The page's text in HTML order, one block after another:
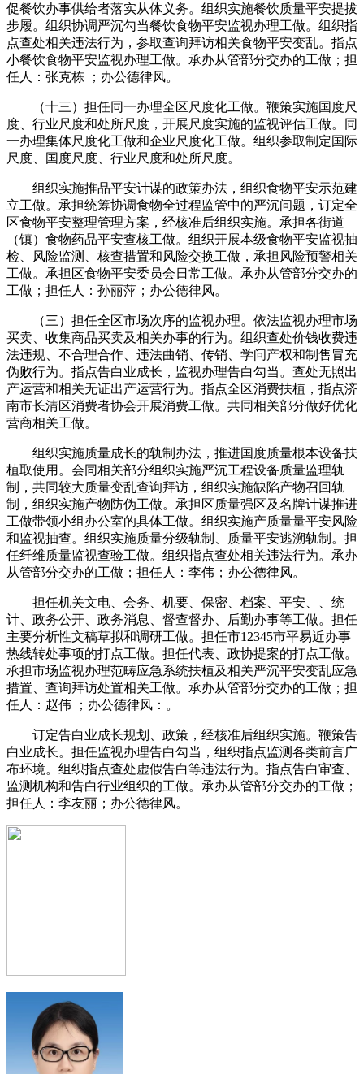
促餐饮办事供给者落实从体义务。组织实施餐饮质量平安提拔
步履。组织协调严沉勾当餐饮食物平安监视办理工做。组织指
点查处相关违法行为，参取查询拜访相关食物平安变乱。指点
小餐饮食物平安监视办理工做。承办从管部分交办的工做；担
任人：张克栋 ；办公德律风。
（十三）担任同一办理全区尺度化工做。鞭策实施国度尺
度、行业尺度和处所尺度，开展尺度实施的监视评估工做。同
一办理集体尺度化工做和企业尺度化工做。组织参取制定国际
尺度、国度尺度、行业尺度和处所尺度。
组织实施推品平安计谋的政策办法，组织食物平安示范建
立工做。承担统筹协调食物全过程监管中的严沉问题，订定全
区食物平安整理管理方案，经核准后组织实施。承担各街道
（镇）食物药品平安查核工做。组织开展本级食物平安监视抽
检、风险监测、核查措置和风险交换工做，承担风险预警相关
工做。承担区食物平安委员会日常工做。承办从管部分交办的
工做；担任人：孙丽萍；办公德律风。
（三）担任全区市场次序的监视办理。依法监视办理市场
买卖、收集商品买卖及相关办事的行为。组织查处价钱收费违
法违规、不合理合作、违法曲销、传销、学问产权和制售冒充
伪败行为。指点告白业成长，监视办理告白勾当。查处无照出
产运营和相关无证出产运营行为。指点全区消费扶植，指点济
南市长清区消费者协会开展消费工做。共同相关部分做好优化
营商相关工做。
组织实施质量成长的轨制办法，推进国度质量根本设备扶
植取使用。会同相关部分组织实施严沉工程设备质量监理轨
制，共同较大质量变乱查询拜访，组织实施缺陷产物召回轨
制，组织实施产物防伪工做。承担区质量强区及名牌计谋推进
工做带领小组办公室的具体工做。组织实施产质量量平安风险
和监视抽查。组织实施质量分级轨制、质量平安逃溯轨制。担
任纤维质量监视查验工做。组织指点查处相关违法行为。承办
从管部分交办的工做；担任人：李伟；办公德律风。
担任机关文电、会务、机要、保密、档案、平安、、统
计、政务公开、政务消息、督查督办、后勤办事等工做。担任
主要分析性文稿草拟和调研工做。担任市12345市平易近办事
热线转处事项的打点工做。担任代表、政协提案的打点工做。
承担市场监视办理范畴应急系统扶植及相关严沉平安变乱应急
措置、查询拜访处置相关工做。承办从管部分交办的工做；担
任人：赵伟 ；办公德律风：。
订定告白业成长规划、政策，经核准后组织实施。鞭策告
白业成长。担任监视办理告白勾当，组织指点监测各类前言广
布环境。组织指点查处虚假告白等违法行为。指点告白审查、
监测机构和告白行业组织的工做。承办从管部分交办的工做；
担任人：李友丽；办公德律风。